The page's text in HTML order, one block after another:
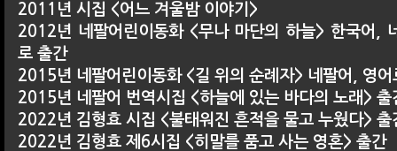
2011년 시집 <어느 겨울밤 이야기>
2012년 네팔어린이동화 <무나 마단의 하늘> 한국어,
로 출간
2015년 네팔어린이동화 <길 위의 순례자> 네팔어, 영어
2015년 네팔어 번역시집 <하늘에 있는 바다의 노래> 출
2022년 김형효 시집 <불태워진 흔적을 물고 누웠다> 출
2022년 김형효 제6시집 <히말를 품고 사는 영혼> 출간